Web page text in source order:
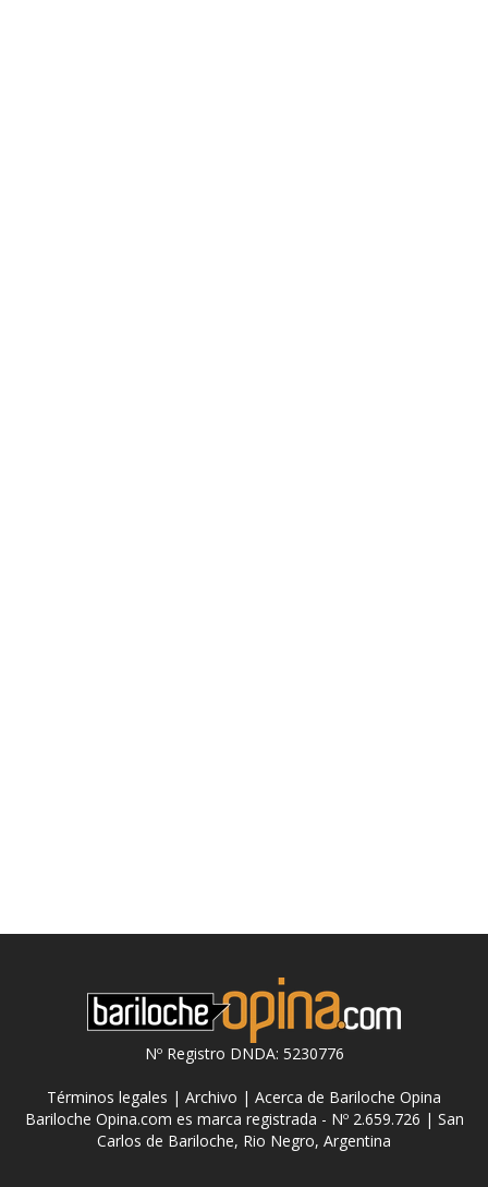
Nº Registro DNDA: 5230776
Términos legales | Archivo | Acerca de Bariloche Opina
Bariloche Opina.com es marca registrada - Nº 2.659.726 | San
Carlos de Bariloche, Rio Negro, Argentina